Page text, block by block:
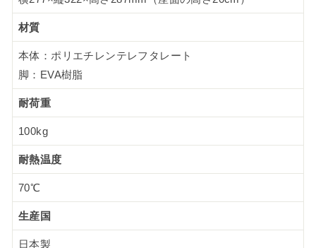
材質
本体：ポリエチレンテレフタレート
脚：EVA樹脂
耐荷重
100kg
耐熱温度
70℃
生産国
日本製